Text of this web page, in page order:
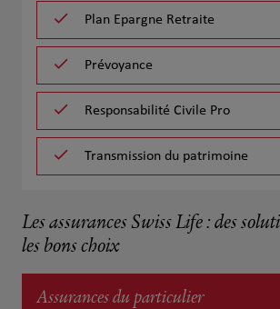
Plan Epargne Retraite
Prévoyance
Responsabilité Civile Pro
Transmission du patrimoine
Les assurances Swiss Life : des
les bons choix
Assurances du particulier